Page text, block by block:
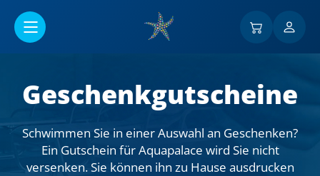
Geschenkgutscheine
Schwimmen Sie in einer Auswahl an Geschenken?
Ein Gutschein für Aquapalace wird Sie nicht
versenken. Sie können ihn zu Hause ausdrucken